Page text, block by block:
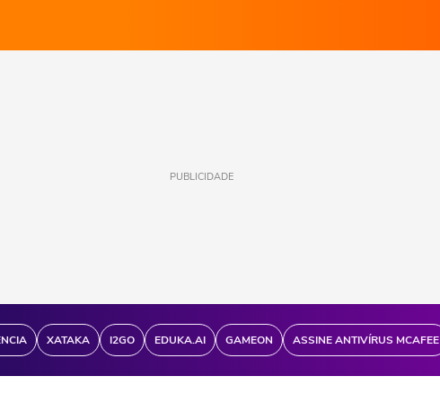
PUBLICIDADE
XATAKA I2GO EDUKA.AI GAMEON ASSINE ANTIVÍRUS MCAFEE